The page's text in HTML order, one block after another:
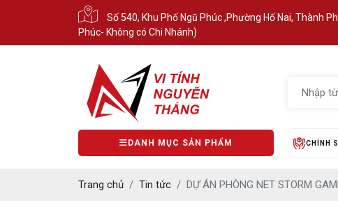
Số 540, Khu Phố Ngũ Phúc ,Phường Hố Nai, Thành
Phúc- Không có Chi Nhánh)
DANH MỤC SẢN PHẨM CHÍNH
Trang chủ Tin tức DỰ ÁN PHÒNG NET STORM